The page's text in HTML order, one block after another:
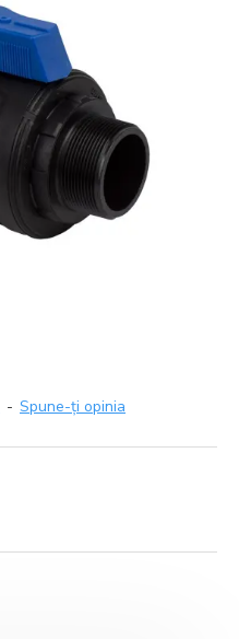
- Spune-ţi opinia